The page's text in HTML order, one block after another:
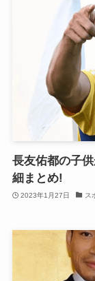
長友佑都の子
細まとめ!
2023年1月27日 ス